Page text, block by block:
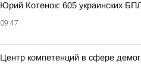
Юрий Котенок: 605 украинских
09:47
Центр компетенций в сфере